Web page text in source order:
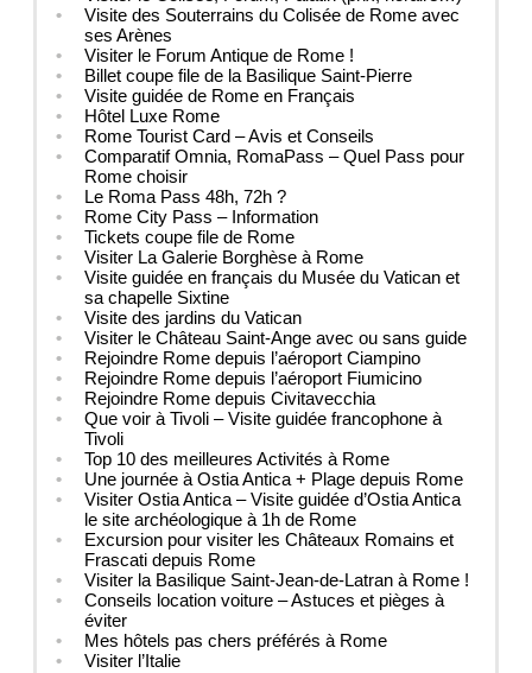
Visite des Souterrains du Colisée de Rome avec
ses Arènes
Visiter le Forum Antique de Rome !
Billet coupe file de la Basilique Saint-Pierre
Visite guidée de Rome en Français
Hôtel Luxe Rome
Rome Tourist Card – Avis et Conseils
Comparatif Omnia, RomaPass – Quel Pass pour
Rome choisir
Le Roma Pass 48h, 72h ?
Rome City Pass – Information
Tickets coupe file de Rome
Visiter La Galerie Borghèse à Rome
Visite guidée en français du Musée du Vatican et
sa chapelle Sixtine
Visite des jardins du Vatican
Visiter le Château Saint-Ange avec ou sans guide
Rejoindre Rome depuis l’aéroport Ciampino
Rejoindre Rome depuis l’aéroport Fiumicino
Rejoindre Rome depuis Civitavecchia
Que voir à Tivoli – Visite guidée francophone à
Tivoli
Top 10 des meilleures Activités à Rome
Une journée à Ostia Antica + Plage depuis Rome
Visiter Ostia Antica – Visite guidée d’Ostia Antica
le site archéologique à 1h de Rome
Excursion pour visiter les Châteaux Romains et
Frascati depuis Rome
Visiter la Basilique Saint-Jean-de-Latran à Rome !
Conseils location voiture – Astuces et pièges à
éviter
Mes hôtels pas chers préférés à Rome
Visiter l’Italie